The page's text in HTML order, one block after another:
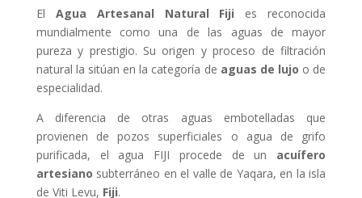
El Agua Artesanal Natural Fiji es reconocida
mundialmente como una de las aguas de mayor
pureza y prestigio. Su origen y proceso de filtración
natural la sitúan en la categoría de aguas de lujo o de
especialidad.
A diferencia de otras aguas embotelladas que
provienen de pozos superficiales o agua de grifo
purificada, el agua FIJI procede de un acuífero
artesiano subterráneo en el valle de Yaqara, en la isla
de Viti Levu, Fiji.